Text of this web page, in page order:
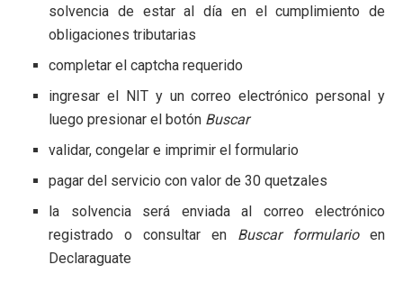
solvencia de estar al día en el cumplimiento de
obligaciones tributarias
completar el captcha requerido
ingresar el NIT y un correo electrónico personal y
luego presionar el botón Buscar
validar, congelar e imprimir el formulario
pagar del servicio con valor de 30 quetzales
la solvencia será enviada al correo electrónico
registrado o consultar en Buscar formularioen
Declaraguate